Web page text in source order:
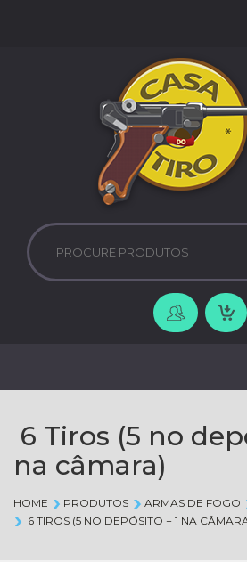
6 Tiros (5 no
na câmara)
HOME PRODUTOS ARMAS DE FOGO
6 TIROS (5 NO DEPÓSITO + 1 NA